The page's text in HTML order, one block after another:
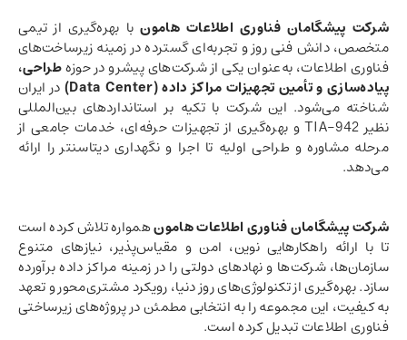
شرکت پیشگامان فناوری اطلاعات هامونبا بهره‌گیری از تیمی
متخصص، دانش فنی روز و تجربه‌ای گسترده در زمینه زیرساخت‌های
فناوری اطلاعات، به‌عنوان یکی از شرکت‌های پیشرو در حوزهطراحی،
پیاده‌سازی و تأمین تجهیزات مراکز داده (Data Center
)در ایران
شناخته می‌شود. این شرکت با تکیه بر استانداردهای بین‌المللی
نظیر TIA-942 و بهره‌گیری از تجهیزات حرفه‌ای، خدمات جامعی از
مرحله مشاوره و طراحی اولیه تا اجرا و نگهداری دیتاسنتر را ارائه
می‌دهد.
شرکت پیشگامان فناوری اطلاعات هامونهمواره تلاش کرده است
تا با ارائه راهکارهایی نوین، امن و مقیاس‌پذیر، نیازهای متنوع
سازمان‌ها، شرکت‌ها و نهادهای دولتی را در زمینه مراکز داده برآورده
سازد. بهره‌گیری از تکنولوژی‌های روز دنیا، رویکرد مشتری‌محور و تعهد
به کیفیت، این مجموعه را به انتخابی مطمئن در پروژه‌های زیرساختی
فناوری اطلاعات تبدیل کرده است.